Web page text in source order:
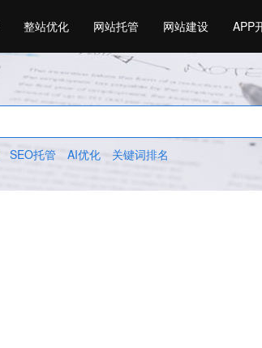
整站优化 网站托管 网站建设 APP
SEO托管 AI优化 关键词排名